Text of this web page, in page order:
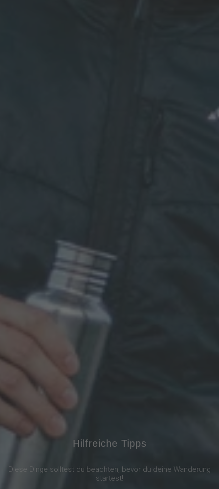
Hilfreiche Tipps
Diese Dinge solltest du beachten, bevor du deine Wanderung
startest!